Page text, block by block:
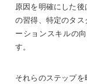
原因を明確にした
の習得、特定のタ
ーションスキルの
す。
それらのステップ